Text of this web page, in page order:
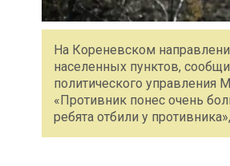
На Кореневском
населенных пунктов,
политического управления
«Противник понес очень
ребята отбили у